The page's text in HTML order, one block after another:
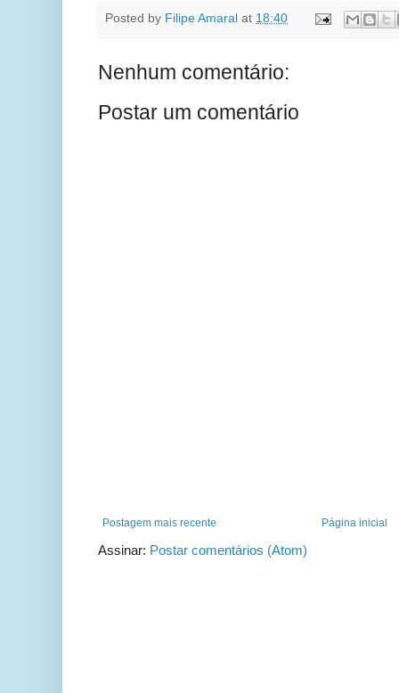
Posted by Filipe Amaral at 18:40
Nenhum comentário:
Postar um comentário
Postagem mais recente Página inicial
Assinar: Postar comentários (Atom)